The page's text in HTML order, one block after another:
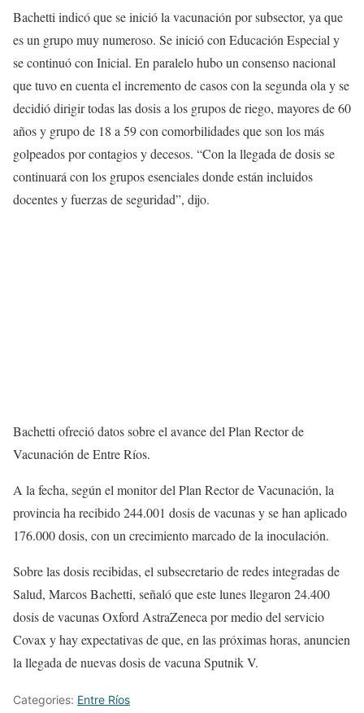
Bachetti indicó que se inició la vacunación por subsector, ya que
es un grupo muy numeroso. Se inició con Educación Especial y
se continuó con Inicial. En paralelo hubo un consenso nacional
que tuvo en cuenta el incremento de casos con la segunda ola y se
decidió dirigir todas las dosis a los grupos de riego, mayores de 60
años y grupo de 18 a 59 con comorbilidades que son los más
golpeados por contagios y decesos. “Con la llegada de dosis se
continuará con los grupos esenciales donde están incluidos
docentes y fuerzas de seguridad”, dijo.
Bachetti ofreció datos sobre el avance del Plan Rector de
Vacunación de Entre Ríos.
A la fecha, según el monitor del Plan Rector de Vacunación, la
provincia ha recibido 244.001 dosis de vacunas y se han aplicado
176.000 dosis, con un crecimiento marcado de la inoculación.
Sobre las dosis recibidas, el subsecretario de redes integradas de
Salud, Marcos Bachetti, señaló que este lunes llegaron 24.400
dosis de vacunas Oxford AstraZeneca por medio del servicio
Covax y hay expectativas de que, en las próximas horas, anuncien
la llegada de nuevas dosis de vacuna Sputnik V.
Categories: Entre Ríos